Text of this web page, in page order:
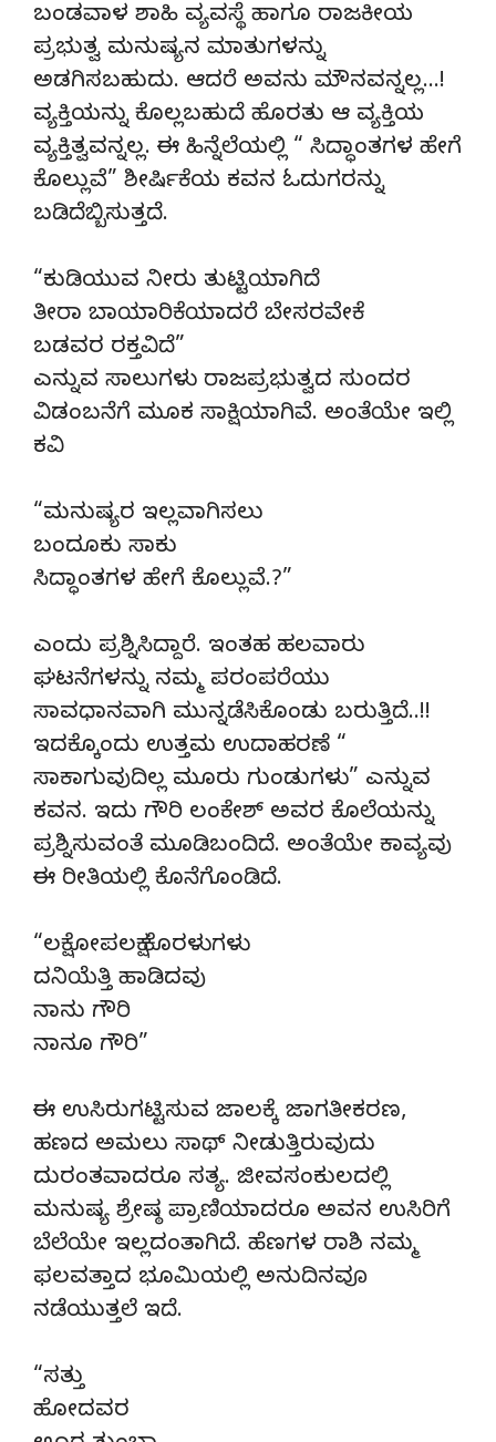
ಬಂಡವಾಳ ಶಾಹಿ ವ್ಯವಸ್ಥೆ ಹಾಗೂ ರಾಜಕೀಯ
ಪ್ರಭುತ್ವ ಮನುಷ್ಯನ ಮಾತುಗಳನ್ನು
ಅಡಗಿಸಬಹುದು. ಆದರೆ ಅವನು ಮೌನವನ್ನಲ್ಲ…!
ವ್ಯಕ್ತಿಯನ್ನು ಕೊಲ್ಲಬಹುದೆ ಹೊರತು ಆ ವ್ಯಕ್ತಿಯ
ವ್ಯಕ್ತಿತ್ವವನ್ನಲ್ಲ. ಈ ಹಿನ್ನೆಲೆಯಲ್ಲಿ “ ಸಿದ್ಧಾಂತಗಳ ಹೇಗೆ
ಕೊಲ್ಲುವೆ” ಶೀರ್ಷಿಕೆಯ ಕವನ ಓದುಗರನ್ನು
ಬಡಿದೆಬ್ಬಿಸುತ್ತದೆ.
“ಕುಡಿಯುವ ನೀರು ತುಟ್ಟಿಯಾಗಿದೆ
ತೀರಾ ಬಾಯಾರಿಕೆಯಾದರೆ ಬೇಸರವೇಕೆ
ಬಡವರ ರಕ್ತವಿದೆ”
ಎನ್ನುವ ಸಾಲುಗಳು ರಾಜಪ್ರಭುತ್ವದ ಸುಂದರ
ವಿಡಂಬನೆಗೆ ಮೂಕ ಸಾಕ್ಷಿಯಾಗಿವೆ. ಅಂತೆಯೇ ಇಲ್ಲಿ
ಕವಿ
“ಮನುಷ್ಯರ ಇಲ್ಲವಾಗಿಸಲು
ಬಂದೂಕು ಸಾಕು
ಸಿದ್ಧಾಂತಗಳ ಹೇಗೆ ಕೊಲ್ಲುವೆ.?”
ಎಂದು ಪ್ರಶ್ನಿಸಿದ್ದಾರೆ. ಇಂತಹ ಹಲವಾರು
ಘಟನೆಗಳನ್ನು ನಮ್ಮ ಪರಂಪರೆಯು
ಸಾವಧಾನವಾಗಿ ಮುನ್ನಡೆಸಿಕೊಂಡು ಬರುತ್ತಿದೆ..!!
ಇದಕ್ಕೊಂದು ಉತ್ತಮ ಉದಾಹರಣೆ “
ಸಾಕಾಗುವುದಿಲ್ಲ ಮೂರು ಗುಂಡುಗಳು” ಎನ್ನುವ
ಕವನ. ಇದು ಗೌರಿ ಲಂಕೇಶ್ ಅವರ ಕೊಲೆಯನ್ನು
ಪ್ರಶ್ನಿಸುವಂತೆ ಮೂಡಿಬಂದಿದೆ. ಅಂತೆಯೇ ಕಾವ್ಯವು
ಈ ರೀತಿಯಲ್ಲಿ ಕೊನೆಗೊಂಡಿದೆ.
“ಲಕ್ಷೋಪಲಕ್ಷ ಕೊರಳುಗಳು
ದನಿಯೆತ್ತಿ ಹಾಡಿದವು
ನಾನು ಗೌರಿ
ನಾನೂ ಗೌರಿ”
ಈ ಉಸಿರುಗಟ್ಟಿಸುವ ಜಾಲಕ್ಕೆ ಜಾಗತೀಕರಣ,
ಹಣದ ಅಮಲು ಸಾಥ್ ನೀಡುತ್ತಿರುವುದು
ದುರಂತವಾದರೂ ಸತ್ಯ. ಜೀವಸಂಕುಲದಲ್ಲಿ
ಮನುಷ್ಯ ಶ್ರೇಷ್ಠ ಪ್ರಾಣಿಯಾದರೂ ಅವನ ಉಸಿರಿಗೆ
ಬೆಲೆಯೇ ಇಲ್ಲದಂತಾಗಿದೆ. ಹೆಣಗಳ ರಾಶಿ ನಮ್ಮ
ಫಲವತ್ತಾದ ಭೂಮಿಯಲ್ಲಿ ಅನುದಿನವೂ
ನಡೆಯುತ್ತಲೆ ಇದೆ.
“ಸತ್ತು
ಹೋದವರ